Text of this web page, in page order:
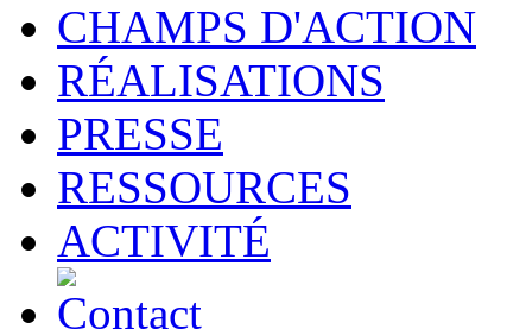
CHAMPS D'ACTION
RÉALISATIONS
PRESSE
RESSOURCES
ACTIVITÉ